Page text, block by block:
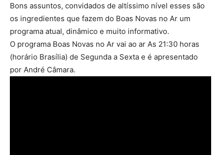
Bons assuntos, convidados de altíssimo nível esses são
os ingredientes que fazem do Boas Novas no Ar um
programa atual, dinâmico e muito informativo.
O programa Boas Novas no Ar vai ao ar As 21:30 horas
(horário Brasília) de Segunda a Sexta e é apresentado
por André Câmara.